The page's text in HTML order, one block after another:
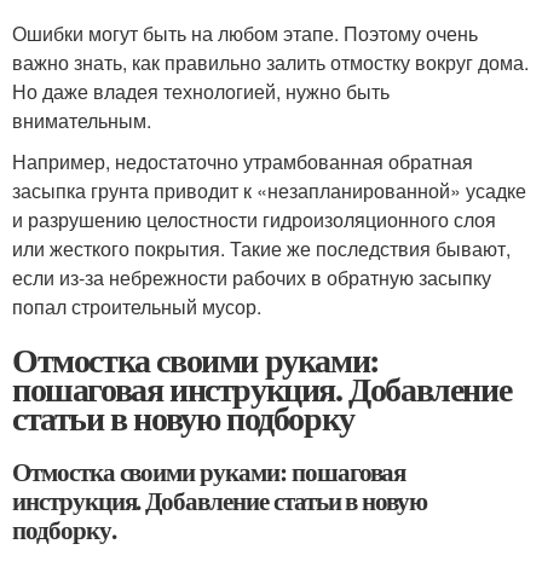
Ошибки могут быть на любом этапе. Поэтому очень
важно знать, как правильно залить отмостку вокруг дома.
Но даже владея технологией, нужно быть
внимательным.
Например, недостаточно утрамбованная обратная
засыпка грунта приводит к «незапланированной» усадке
и разрушению целостности гидроизоляционного слоя
или жесткого покрытия. Такие же последствия бывают,
если из-за небрежности рабочих в обратную засыпку
попал строительный мусор.
Отмостка своими руками:
пошаговая инструкция. Добавление
статьи в новую подборку
Отмостка своими руками: пошаговая
инструкция. Добавление статьи в новую
подборку.